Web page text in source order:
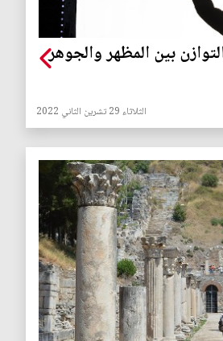
بين المظهر والجوهر
الثلاثاء 29 تشرين الثاني 2022